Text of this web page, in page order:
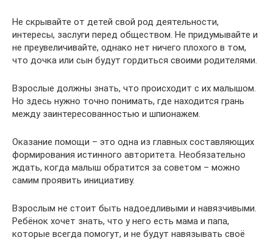
Не скрывайте от детей свой род деятельности,
интересы, заслуги перед обществом. Не придумывайте и
не преувеличивайте, однако нет ничего плохого в том,
что дочка или сын будут гордиться своими родителями.
Взрослые должны знать, что происходит с их малышом.
Но здесь нужно точно понимать, где находится грань
между заинтересованностью и шпионажем.
Оказание помощи – это одна из главных составляющих
формирования истинного авторитета. Необязательно
ждать, когда малыш обратится за советом – можно
самим проявить инициативу.
Взрослым не стоит быть надоедливыми и навязчивыми.
Ребёнок хочет знать, что у него есть мама и папа,
которые всегда помогут, и не будут навязывать своё